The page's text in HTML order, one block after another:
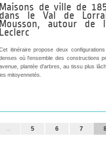
Maisons de ville de
dans le Val de
Mousson, autour de
Leclerc
itinéraire propose deux
où l'ensemble des constructions
plantée d'arbres, au tissu plus
mitoyennetés.
... 5 6 7